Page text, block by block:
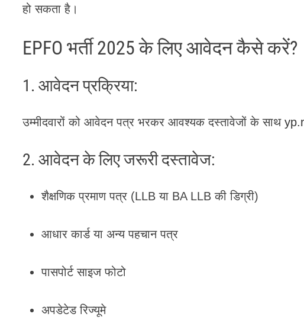
हो सकता है।
EPFO भर्ती 2025 के लिए आवेदन कैसे करें?
1. आवेदन प्रक्रिया:
उम्मीदवारों को आवेदन पत्र भरकर आवश्यक दस्तावेजों के साथ
2. आवेदन के लिए जरूरी दस्तावेज:
शैक्षणिक प्रमाण पत्र (LLB या BA LLB की डिग्री)
आधार कार्ड या अन्य पहचान पत्र
पासपोर्ट साइज फोटो
अपडेटेड रिज्यूमे